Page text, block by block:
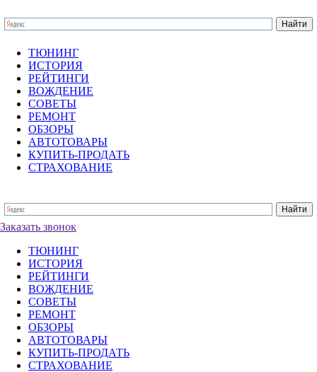
ТЮНИНГ
ИСТОРИЯ
РЕЙТИНГИ
ВОЖДЕНИЕ
СОВЕТЫ
РЕМОНТ
ОБЗОРЫ
АВТОТОВАРЫ
КУПИТЬ-ПРОДАТЬ
СТРАХОВАНИЕ
Заказать звонок
ТЮНИНГ
ИСТОРИЯ
РЕЙТИНГИ
ВОЖДЕНИЕ
СОВЕТЫ
РЕМОНТ
ОБЗОРЫ
АВТОТОВАРЫ
КУПИТЬ-ПРОДАТЬ
СТРАХОВАНИЕ